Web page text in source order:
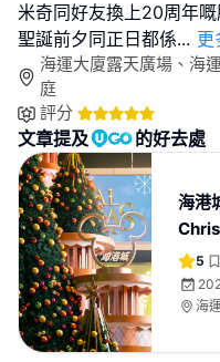
米奇同好友換上20周年
聖誕前夕同正日都係... 更
海運大廈露天廣場、海
庭
評分
文章提及 的好去處
海港
5
海